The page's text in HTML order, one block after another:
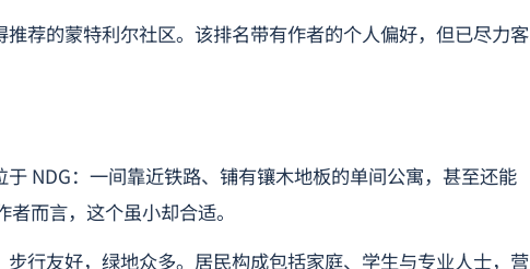
荐的蒙特利尔社区。该排名带有作者的个人偏好，但已尽力客
NDG：一间靠近铁路、铺有镶木地板的单间公寓，甚至还能
而言，这个虽小却合适。
行友好，绿地众多。居民构成包括家庭、学生与专业人士，营